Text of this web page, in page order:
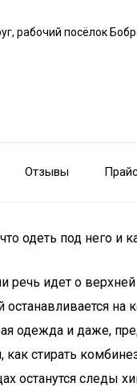
рабочий посёлок
Отзывы
одеть под него и
идет о
одежда и даже,
стирать
останутся следы